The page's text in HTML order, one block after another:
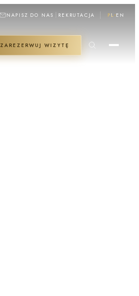
NAPISZ DO NAS REKRUTACJA PL EN
ZAREZERWUJ WIZYTĘ